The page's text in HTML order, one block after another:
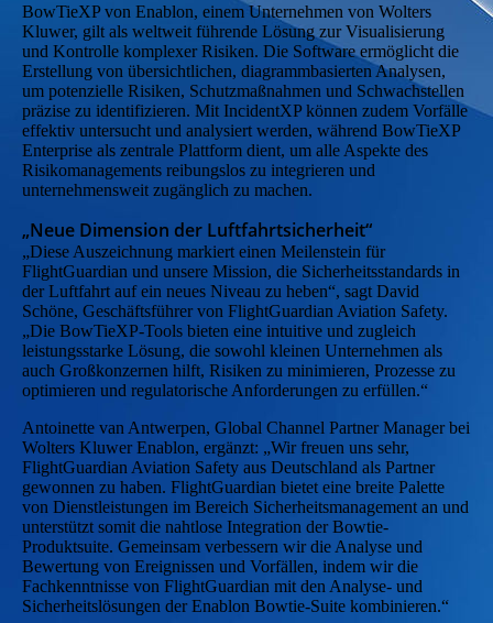
BowTieXP von Enablon, einem Unternehmen von Wolters
Kluwer, gilt als weltweit führende Lösung zur Visualisierung
und Kontrolle komplexer Risiken. Die Software ermöglicht die
Erstellung von übersichtlichen, diagrammbasierten Analysen,
um potenzielle Risiken, Schutzmaßnahmen und Schwachstellen
präzise zu identifizieren. Mit IncidentXP können zudem Vorfälle
effektiv untersucht und analysiert werden, während BowTieXP
Enterprise als zentrale Plattform dient, um alle Aspekte des
Risikomanagements reibungslos zu integrieren und
unternehmensweit zugänglich zu machen.
„Neue Dimension der Luftfahrtsicherheit“
„Diese Auszeichnung markiert einen Meilenstein für
FlightGuardian und unsere Mission, die Sicherheitsstandards in
der Luftfahrt auf ein neues Niveau zu heben“, sagt David
Schöne, Geschäftsführer von FlightGuardian Aviation Safety.
„Die BowTieXP-Tools bieten eine intuitive und zugleich
leistungsstarke Lösung, die sowohl kleinen Unternehmen als
auch Großkonzernen hilft, Risiken zu minimieren, Prozesse zu
optimieren und regulatorische Anforderungen zu erfüllen.“
Antoinette van Antwerpen, Global Channel Partner Manager bei
Wolters Kluwer Enablon, ergänzt: „Wir freuen uns sehr,
FlightGuardian Aviation Safety aus Deutschland als Partner
gewonnen zu haben. FlightGuardian bietet eine breite Palette
von Dienstleistungen im Bereich Sicherheitsmanagement an und
unterstützt somit die nahtlose Integration der Bowtie-
Produktsuite. Gemeinsam verbessern wir die Analyse und
Bewertung von Ereignissen und Vorfällen, indem wir die
Fachkenntnisse von FlightGuardian mit den Analyse- und
Sicherheitslösungen der Enablon Bowtie-Suite kombinieren.“